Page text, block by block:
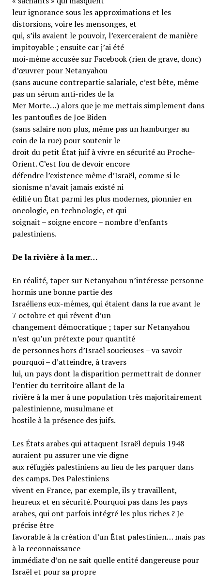
leur ignorance sous les approximations et les
distorsions, voire les mensonges, et
qui, s’ils avaient le pouvoir, l’exerceraient de manière
impitoyable ; ensuite car j’ai été
moi-même accusée sur Facebook (rien de grave, donc)
d’œuvrer pour Netanyahou
(sans aucune contrepartie salariale, c’est bête, même
pas un sérum anti-rides de la
Mer Morte…) alors que je me mettais simplement dans
les pantoufles de Joe Biden
(sans salaire non plus, même pas un hamburger au
coin de la rue) pour soutenir le
droit du petit État juif à vivre en sécurité au Proche-
Orient. C’est fou de devoir encore
défendre l’existence même d’Israël, comme si le
sionisme n’avait jamais existé ni
édifié un État parmi les plus modernes, pionnier en
oncologie, en technologie, et qui
soignait – soigne encore – nombre d’enfants
palestiniens.
De la rivière à la mer…
En réalité, taper sur Netanyahou n’intéresse personne
hormis une bonne partie des
Israéliens eux-mêmes, qui étaient dans la rue avant le
7 octobre et qui rêvent d’un
changement démocratique ; taper sur Netanyahou
n’est qu’un prétexte pour quantité
de personnes hors d’Israël soucieuses – va savoir
pourquoi – d’atteindre, à travers
lui, un pays dont la disparition permettrait de donner
l’entier du territoire allant de la
rivière à la mer à une population très majoritairement
palestinienne, musulmane et
hostile à la présence des juifs.
Les États arabes qui attaquent Israël depuis 1948
auraient pu assurer une vie digne
aux réfugiés palestiniens au lieu de les parquer dans
des camps. Des Palestiniens
vivent en France, par exemple, ils y travaillent,
heureux et en sécurité. Pourquoi pas dans les pays
arabes, qui ont parfois intégré les plus riches ? Je
précise être
favorable à la création d’un État palestinien… mais pas
à la reconnaissance
immédiate d’on ne sait quelle entité dangereuse pour
Israël et pour sa propre